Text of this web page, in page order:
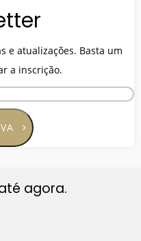
e atualizações. Basta um
a inscrição.
agora.